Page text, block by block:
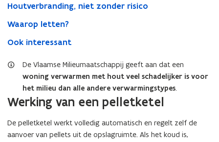
Houtverbranding, niet zonder risico
Waarop letten?
Ook interessant
De Vlaamse Milieumaatschappij geeft aan dat een
woning verwarmen met hout veel schadelijker is voor
het milieu dan alle andere verwarmingstypes.
Werking van een pelletketel
De pelletketel werkt volledig automatisch en regelt zelf de
aanvoer van pellets uit de opslagruimte. Als het koud is,